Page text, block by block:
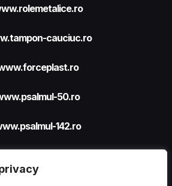
cauciuc.ro
50.ro
142.ro
cu sprijinul